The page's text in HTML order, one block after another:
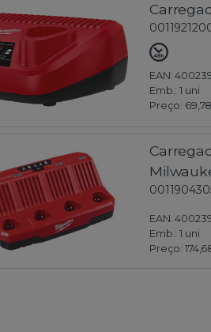
EAN:
Emb.:1 uni
Preço:
EAN:
Emb.:1 uni
Preço: